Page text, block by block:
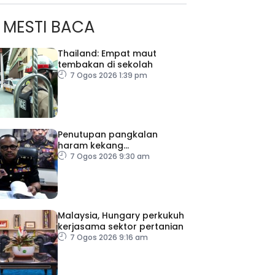
Perkasa SCORE Marathon 2026 Melalui Kerjasama
Larian Antarabangsa
MESTI BACA
Thailand: Empat maut
tembakan di sekolah
7 Ogos 2026 1:39 pm
Penutupan pangkalan
haram kekang
penyeludupan di Kelantan
7 Ogos 2026 9:30 am
Malaysia, Hungary perkukuh
kerjasama sektor pertanian
7 Ogos 2026 9:16 am